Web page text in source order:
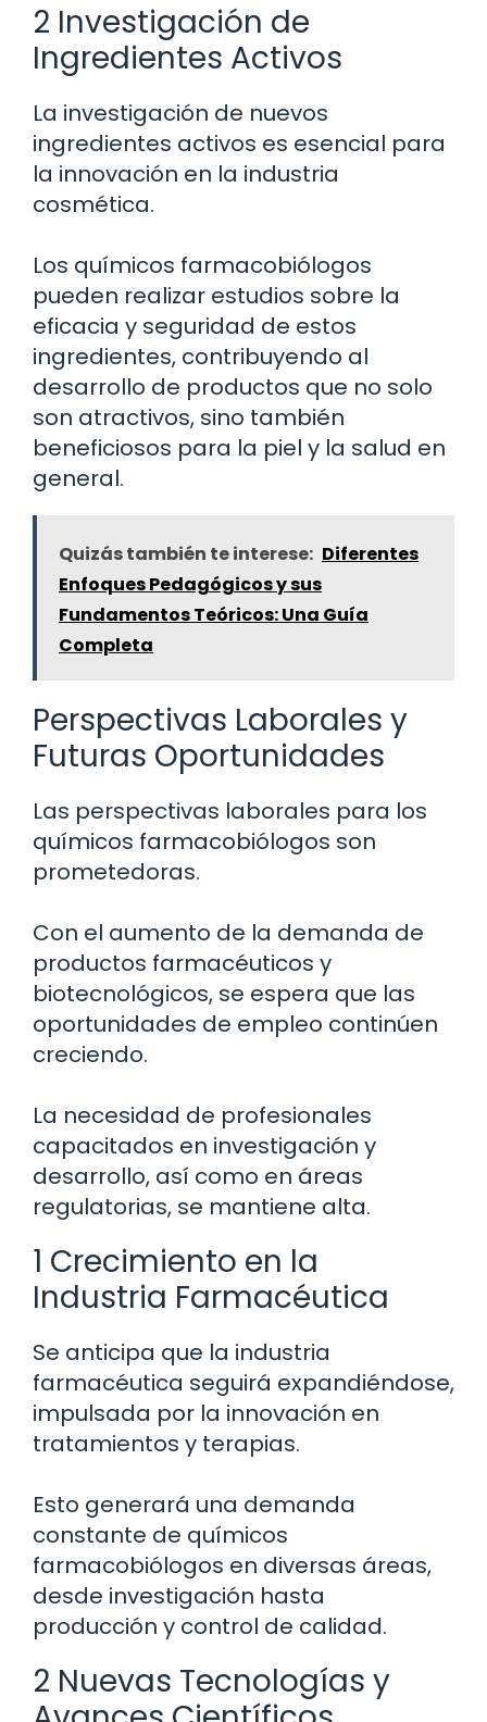
2 Investigación de
Ingredientes Activos
La investigación de nuevos
ingredientes activos es esencial para
la innovación en la industria
cosmética.
Los químicos farmacobiólogos
pueden realizar estudios sobre la
eficacia y seguridad de estos
ingredientes, contribuyendo al
desarrollo de productos que no solo
son atractivos, sino también
beneficiosos para la piel y la salud en
general.
Quizás también te interese: Diferentes
Enfoques Pedagógicos y sus
Fundamentos Teóricos: Una Guía
Completa
Perspectivas Laborales y
Futuras Oportunidades
Las perspectivas laborales para los
químicos farmacobiólogos son
prometedoras.
Con el aumento de la demanda de
productos farmacéuticos y
biotecnológicos, se espera que las
oportunidades de empleo continúen
creciendo.
La necesidad de profesionales
capacitados en investigación y
desarrollo, así como en áreas
regulatorias, se mantiene alta.
1 Crecimiento en la
Industria Farmacéutica
Se anticipa que la industria
farmacéutica seguirá expandiéndose,
impulsada por la innovación en
tratamientos y terapias.
Esto generará una demanda
constante de químicos
farmacobiólogos en diversas áreas,
desde investigación hasta
producción y control de calidad.
2 Nuevas Tecnologías y